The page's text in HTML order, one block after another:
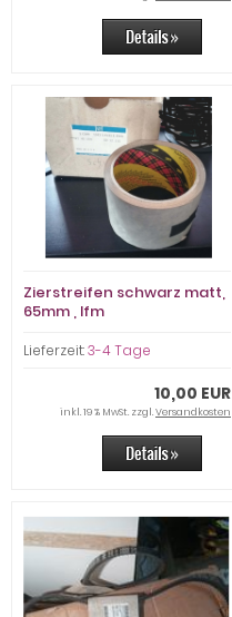
Zierstreifen schwarz matt,
65mm , lfm
Lieferzeit:3-4 Tage
10,00 EUR
inkl. 19 % MwSt. zzgl.Versandkosten